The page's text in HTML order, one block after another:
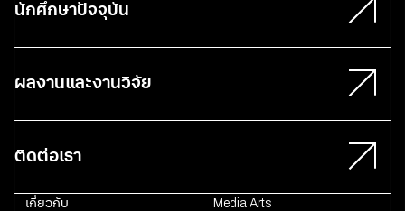
นักศึกษาปัจจุบัน
ผลงานและงานวิจัย
ติดต่อเรา
เกี่ยวกับ
Media Arts